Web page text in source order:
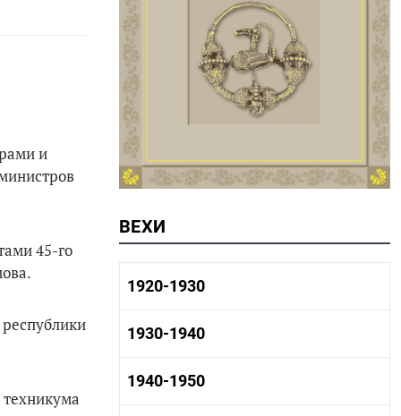
и
45-го
техникума
ВЕХИ
1920-1930
1920-1930 история
1920-1930 культура
1930-1940
1930-1940 история
1930-1940 культура
1940-1950